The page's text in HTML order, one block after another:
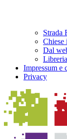
Strada
Chiese
Dal
Impressum e
Privacy